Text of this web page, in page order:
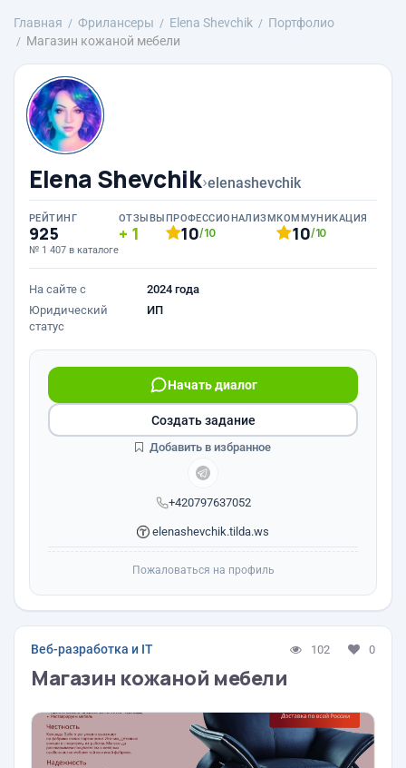
Главная Фрилансеры Elena Shevchik
Портфолио
Магазин кожаной мебели
Elena Shevchik›elenashevchik
РЕЙТИНГ
925
№ 1 407 в каталоге
ОТЗЫВЫ
1
ПРОФЕССИОНАЛИЗМ
10/10
КОММУНИКАЦИЯ
10/10
На сайте с
2024 года
Юридический
статус
ИП
+420797637052
Начать диалог
elenashevchik.tilda.ws
Создать задание
Добавить в избранное
Пожаловаться на профиль
Веб-разработка и IT 102 0
Магазин кожаной мебели